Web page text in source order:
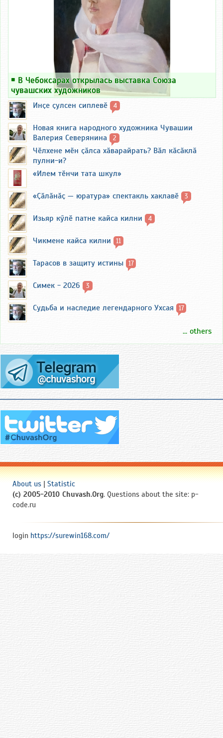
￭ В Чебоксарах открылась выставка Союза
чувашских художников
Инҫе ҫулсен сиплевӗ 4
Новая книга народного художника Чувашии
Валерия Северянина
2
Чӗлхене мӗн ҫӑлса хӑварайрать? Вӑл кӑсӑклӑ
пулни-и?
«Илем тӗнчи тата шкул»
«Ҫӑлӑнӑҫ — юратура» спектакль хаклавӗ 3
Изьяр кӳлӗ патне кайса килни 4
Чикмене кайса килни 11
Тарасов в защиту истины 17
Симек - 2026 3
Судьба и наследие легендарного Ухсая 17
... others
About us | Statistic
(c) 2005-2010 Chuvash.Org. Questions about the site: p-
code.ru
login https://surewin168.com/